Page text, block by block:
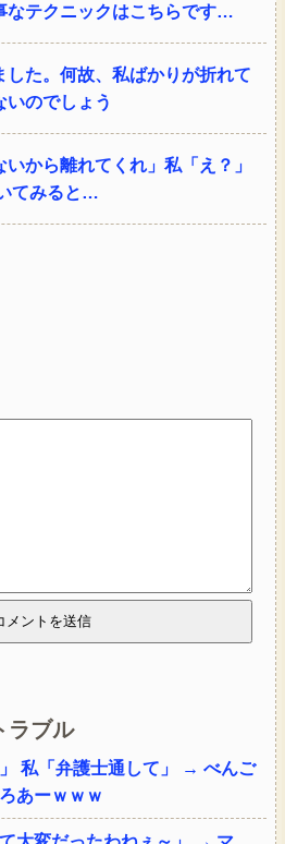
なテクニックはこちらです…
た。何故、私ばかりが折れて
いのでしょう
から離れてくれ」私「え？」
てみると…
ラブル
私「弁護士通して」 → べんご
あーｗｗｗ